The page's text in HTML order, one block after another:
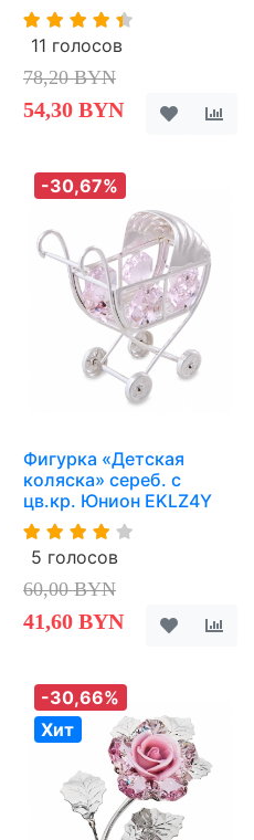
11 голосов
78,20 BYN
54,30 BYN
-30,67%
Фигурка «Детская
коляска» сереб. с
цв.кр. Юнион EKLZ4Y
5 голосов
60,00 BYN
41,60 BYN
-30,66%
Хит